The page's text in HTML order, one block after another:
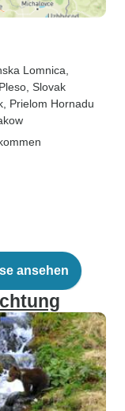
Lomnica
, Slovak
, Prielom Hornadu
ansehen